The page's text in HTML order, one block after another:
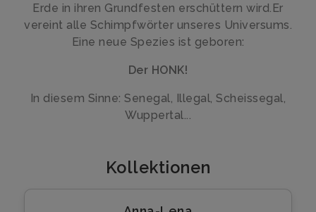
Erde in ihren Grundfesten erschüttern wird.Er
vereint alle Schimpfwörter unseres Universums.
Eine neue Spezies ist geboren:
Der HONK!
In diesem Sinne: Senegal, Illegal, Scheissegal,
Wuppertal...
Kollektionen